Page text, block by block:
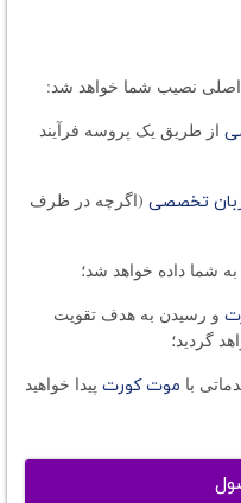
اصلی نصیب شما خواهد شد:
از طریق یک پروسه فرآیند
تخصصی (اگرچه در ظرف
و رسیدن به هدف تقویت
گردید؛
موت کورت پیدا خواهید